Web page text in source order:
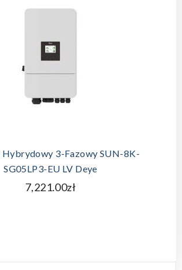
Hybrydowy 3-Fazowy SUN-8K-
SG05LP3-EU LV Deye
7,221.00zł